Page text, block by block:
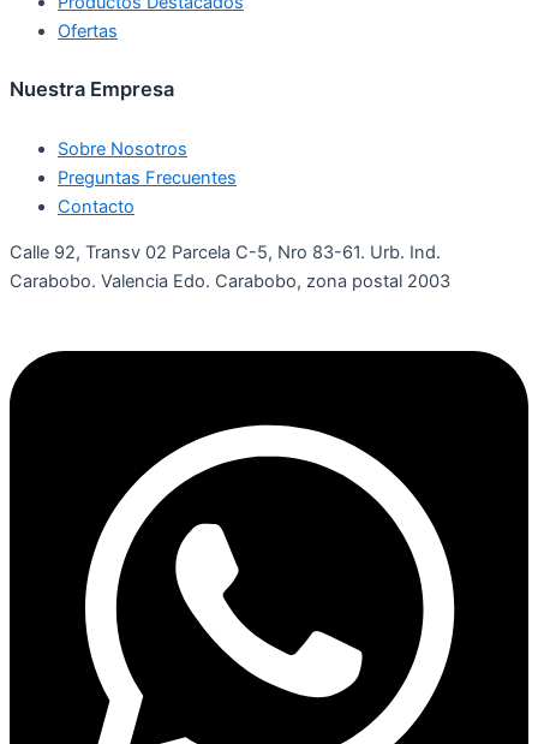
Ofertas
Nuestra Empresa
Sobre Nosotros
Preguntas Frecuentes
Contacto
Calle 92, Transv 02 Parcela C-5, Nro 83-61. Urb. Ind.
Carabobo. Valencia Edo. Carabobo, zona postal 2003